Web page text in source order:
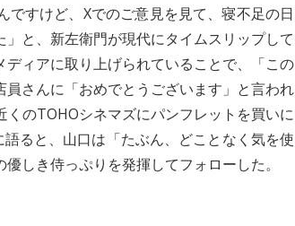
すけど、Xでのご意見を見て、寝不足の日
と、新左衛門が現代にタイムスリップして
ィアに取り上げられていることで、「この
さんに「おめでとうございます」と言われ
のTOHOシネマズにパンフレットを買いに
ると、山口は「たぶん、どことなく気を使
しき侍っぷりを発揮してフォローした。